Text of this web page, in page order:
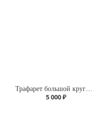
Трафарет большой круг А118 четверть
5 000 ₽